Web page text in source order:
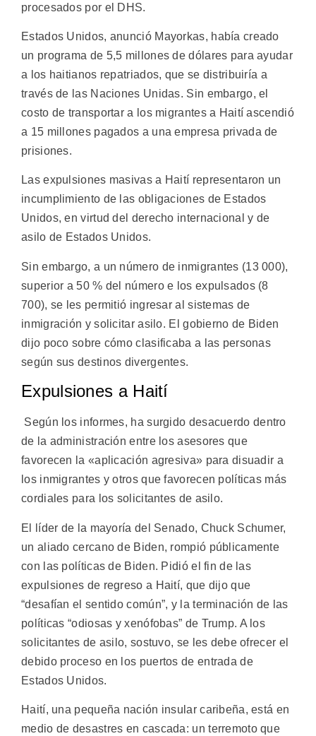
procesados por el DHS.
Estados Unidos, anunció Mayorkas, había creado
un programa de 5,5 millones de dólares para ayudar
a los haitianos repatriados, que se distribuiría a
través de las Naciones Unidas. Sin embargo, el
costo de transportar a los migrantes a Haití ascendió
a 15 millones pagados a una empresa privada de
prisiones.
Las expulsiones masivas a Haití representaron un
incumplimiento de las obligaciones de Estados
Unidos, en virtud del derecho internacional y de
asilo de Estados Unidos.
Sin embargo, a un número de inmigrantes (13 000),
superior a 50 % del número e los expulsados (8
700), se les permitió ingresar al sistemas de
inmigración y solicitar asilo. El gobierno de Biden
dijo poco sobre cómo clasificaba a las personas
según sus destinos divergentes.
Expulsiones a Haití
Según los informes, ha surgido desacuerdo dentro
de la administración entre los asesores que
favorecen la «aplicación agresiva» para disuadir a
los inmigrantes y otros que favorecen políticas más
cordiales para los solicitantes de asilo.
El líder de la mayoría del Senado, Chuck Schumer,
un aliado cercano de Biden, rompió públicamente
con las políticas de Biden. Pidió el fin de las
expulsiones de regreso a Haití, que dijo que
“desafían el sentido común”, y la terminación de las
políticas “odiosas y xenófobas” de Trump. A los
solicitantes de asilo, sostuvo, se les debe ofrecer el
debido proceso en los puertos de entrada de
Estados Unidos.
Haití, una pequeña nación insular caribeña, está en
medio de desastres en cascada: un terremoto que